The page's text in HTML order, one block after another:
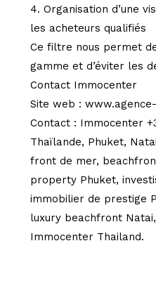
4. Organisation d’une
les acheteurs qualifiés
Ce filtre nous permet
gamme et d’éviter les
Contact Immocenter
Site web :
Contact : Immocenter
Thaïlande, Phuket,
front de mer,
property Phuket,
immobilier de prestige
luxury beachfront
Immocenter Thailand.